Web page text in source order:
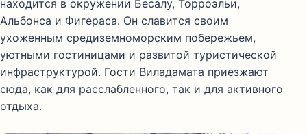
находится в окружении Бесалу, Торроэльи,
Альбонса и Фигераса. Он славится своим
ухоженным средиземноморским побережьем,
уютными гостиницами и развитой туристической
инфраструктурой. Гости Виладамата приезжают
сюда, как для расслабленного, так и для активного
отдыха.